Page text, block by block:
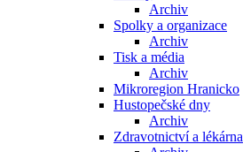
Archiv
Spolky a organizace
Archiv
Tisk a média
Archiv
Mikroregion Hranicko
Hustopečské dny
Archiv
Zdravotnictví a lékárna